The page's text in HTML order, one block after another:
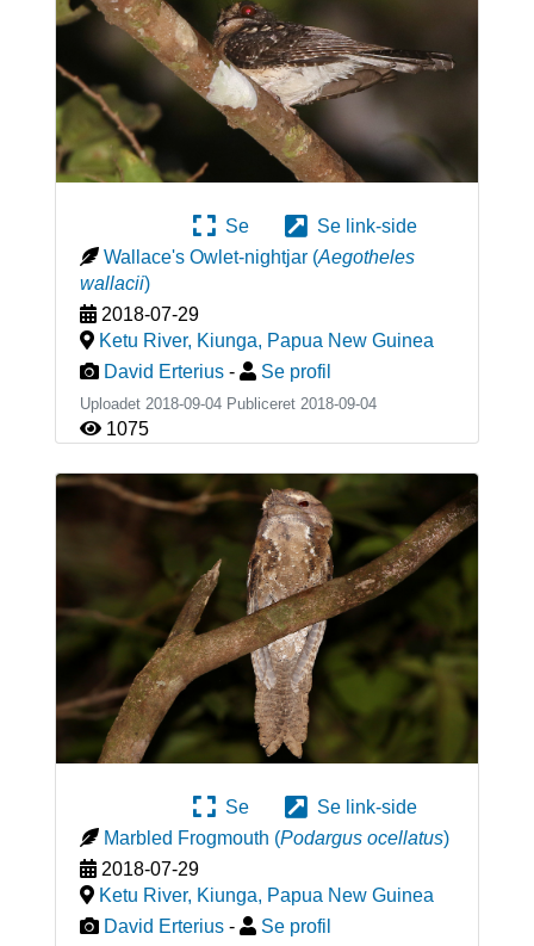
Se
Se link-side
Wallace's Owlet-nightjar (Aegotheles
wallacii)
2018-07-29
Ketu River, Kiunga, Papua New Guinea
David Erterius - Se profil
Uploadet 2018-09-04 Publiceret 2018-09-04
1075
Se
Se link-side
Marbled Frogmouth (Podargus ocellatus)
2018-07-29
Ketu River, Kiunga, Papua New Guinea
David Erterius - Se profil